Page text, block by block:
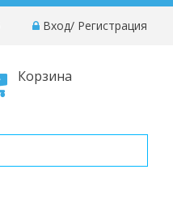
Вход/ Регистрация
Корзина